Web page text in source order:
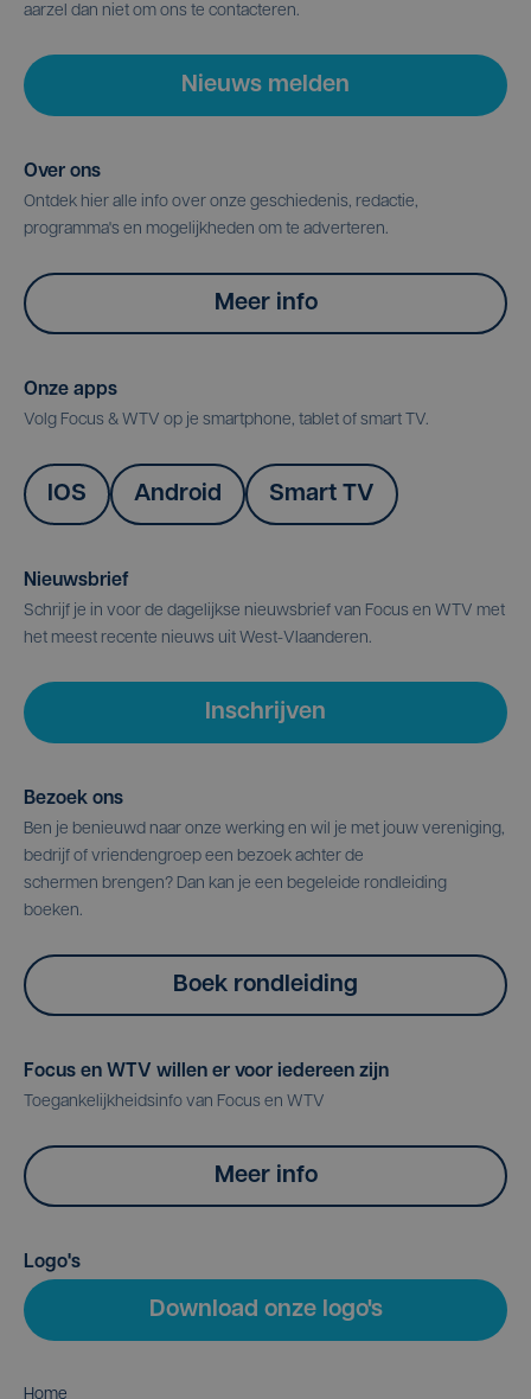
aarzel dan niet om ons te contacteren.
Nieuws melden
Over ons
Ontdek hier alle info over onze geschiedenis, redactie,
programma's en mogelijkheden om te adverteren.
Meer info
Onze apps
Volg Focus & WTV op je smartphone, tablet of smart TV.
IOS Android Smart TV
Nieuwsbrief
Schrijf je in voor de dagelijkse nieuwsbrief van Focus en WTV met
het meest recente nieuws uit West-Vlaanderen.
Inschrijven
Bezoek ons
Ben je benieuwd naar onze werking en wil je met jouw vereniging,
bedrijf of vriendengroep een bezoek achter de
schermen brengen? Dan kan je een begeleide rondleiding
boeken.
Boek rondleiding
Focus en WTV willen er voor iedereen zijn
Toegankelijkheidsinfo van Focus en WTV
Meer info
Logo's
Download onze logo's
Home